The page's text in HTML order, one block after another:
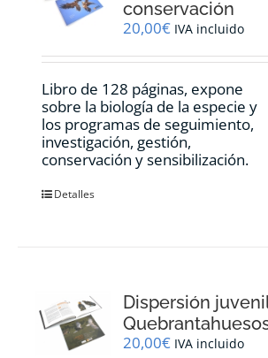
conservación
20,00€ IVA incluido
Libro de 128 páginas, expone
sobre la biología de la especie y
los programas de seguimiento,
investigación, gestión,
conservación y sensibilización.
Detalles
Dispersión
20,00€ IVA incluido